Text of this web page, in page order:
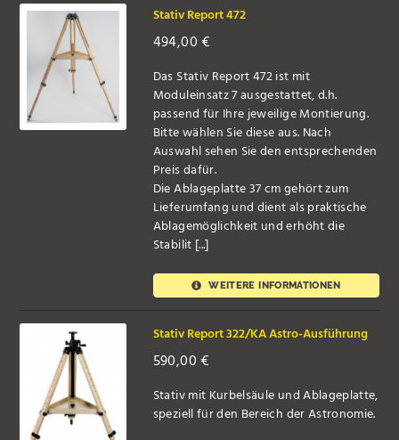
Stativ Report 472
494,00€
Das Stativ Report 472 ist mit
Moduleinsatz 7 ausgestattet, d.h.
passend für Ihre jeweilige Montierung.
Bitte wählen Sie diese aus. Nach
Auswahl sehen Sie den entsprechenden
Preis dafür.
Die Ablageplatte 37 cm gehört zum
Lieferumfang und dient als praktische
Ablagemöglichkeit und erhöht die
Stabilit [...]
WEITERE INFORMATIONEN
Stativ Report 322/KA Astro-Ausführung
590,00€
Stativ mit Kurbelsäule und Ablageplatte,
speziell für den Bereich der Astronomie.